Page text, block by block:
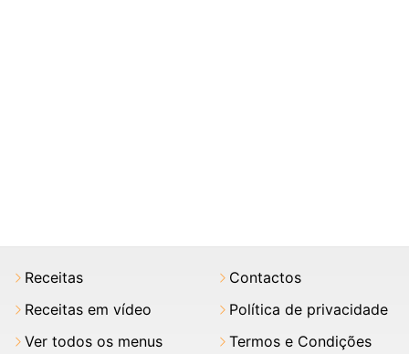
Receitas
Receitas em vídeo
Ver todos os menus
Contactos
Política de privacidade
Termos e Condições